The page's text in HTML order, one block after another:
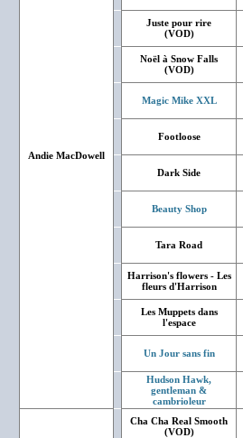
Andie MacDowell
Juste pour rire
(VOD)
Noël à Snow Falls
(VOD)
Magic Mike XXL
Footloose
Dark Side
Beauty Shop
Tara Road
Harrison's flowers - Les
fleurs d'Harrison
Les Muppets dans
l'espace
Un Jour sans fin
Hudson Hawk,
gentleman &
cambrioleur
Cha Cha Real Smooth
(VOD)